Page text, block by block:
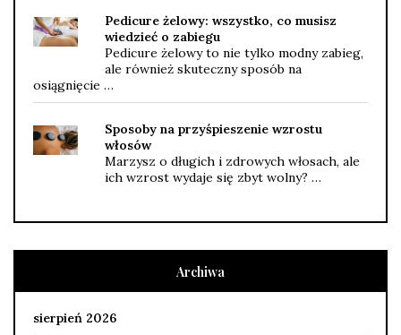
Pedicure żelowy: wszystko, co musisz
wiedzieć o zabiegu
Pedicure żelowy to nie tylko modny zabieg,
ale również skuteczny sposób na
osiągnięcie …
Sposoby na przyśpieszenie wzrostu
włosów
Marzysz o długich i zdrowych włosach, ale
ich wzrost wydaje się zbyt wolny? …
Archiwa
sierpień 2026